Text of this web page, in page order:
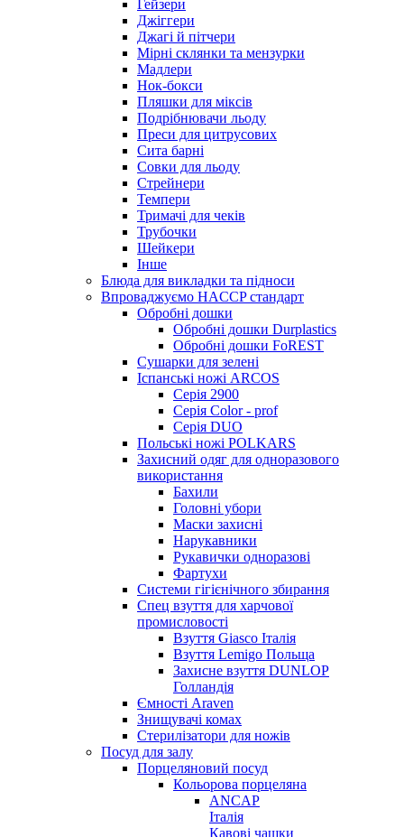
Гейзери
Джіггери
Джагі й пітчери
Мірні склянки та мензурки
Мадлери
Нок-бокси
Пляшки для міксів
Подрібнювачи льоду
Преси для цитрусових
Сита барні
Совки для льоду
Стрейнери
Темпери
Тримачі для чеків
Трубочки
Шейкери
Інше
Блюда для викладки та підноси
Впроваджуємо HACCP стандарт
Обробні дошки
Обробні дошки Durplastics
Обробні дошки FoREST
Сушарки для зелені
Іспанські ножі ARCOS
Серія 2900
Серія Color - prof
Серія DUO
Польські ножі POLKARS
Захисний одяг для одноразового
використання
Бахили
Головні убори
Маски захисні
Нарукавники
Рукавички одноразові
Фартухи
Системи гігієнічного збирання
Спец взуття для харчової
промисловості
Взуття Giasco Італія
Взуття Lemigo Польща
Захисне взуття DUNLOP
Голландія
Ємності Araven
Знищувачі комах
Стерилізатори для ножів
Посуд для залу
Порцеляновий посуд
Кольорова порцеляна
ANCAP
Італія
Кавові чашки